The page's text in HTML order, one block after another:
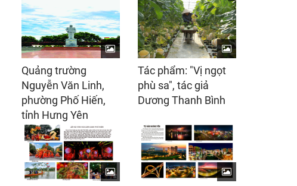
Quảng trường
Nguyễn Văn Linh,
phường Phố Hiến,
tỉnh Hưng Yên
Tác phẩm: "Vị ngọt
phù sa", tác giả
Dương Thanh Bình